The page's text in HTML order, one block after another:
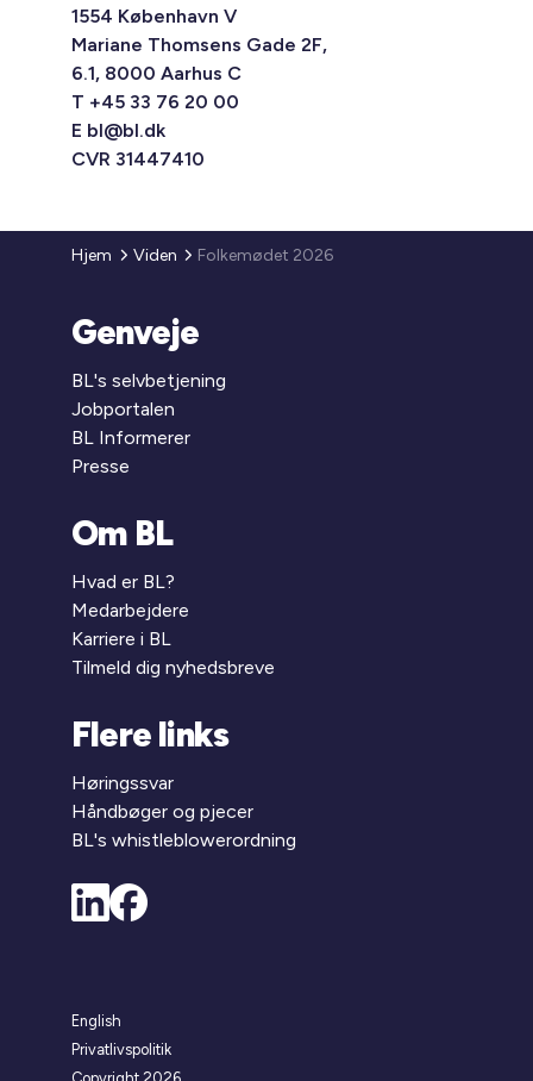
1554 København V
Mariane Thomsens Gade 2F,
6.1, 8000 Aarhus C
T +45 33 76 20 00
E bl@bl.dk
CVR 31447410
Hjem Viden Folkemødet 2026
Genveje
BL's selvbetjening
Jobportalen
BL Informerer
Presse
Om BL
Hvad er BL?
Medarbejdere
Karriere i BL
Tilmeld dig nyhedsbreve
Flere links
Høringssvar
Håndbøger og pjecer
BL's whistleblowerordning
English
Privatlivspolitik